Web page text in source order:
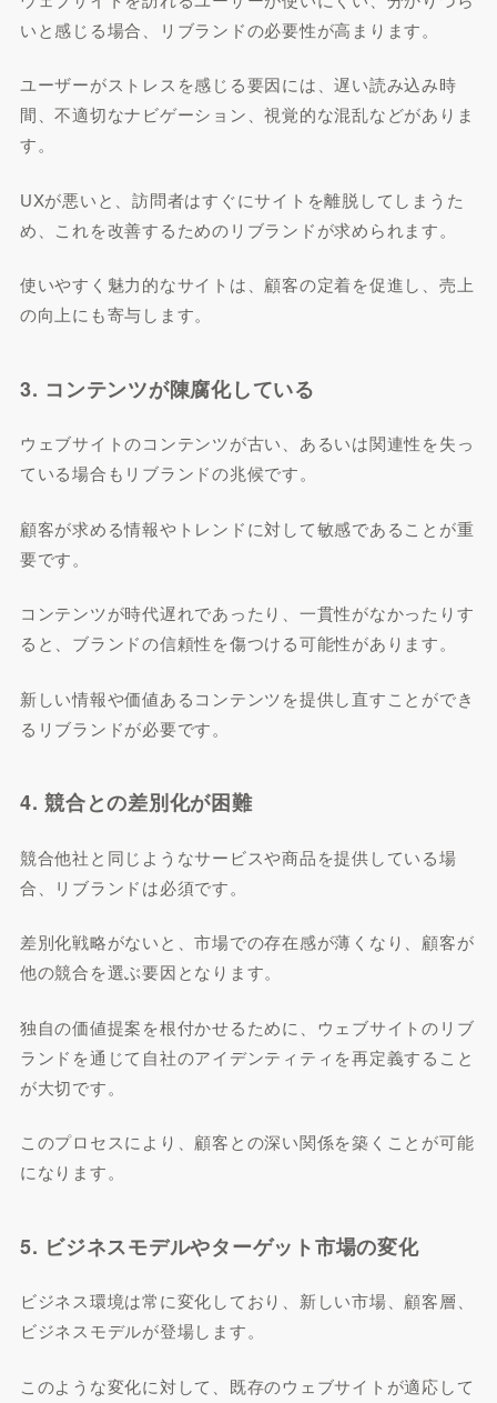
いと感じる場合、リブランドの必要性が高まります。
ユーザーがストレスを感じる要因には、遅い読み込み時
間、不適切なナビゲーション、視覚的な混乱などがありま
す。
UXが悪いと、訪問者はすぐにサイトを離脱してしまうた
め、これを改善するためのリブランドが求められます。
使いやすく魅力的なサイトは、顧客の定着を促進し、売上
の向上にも寄与します。
3. コンテンツが陳腐化している
ウェブサイトのコンテンツが古い、あるいは関連性を失っ
ている場合もリブランドの兆候です。
顧客が求める情報やトレンドに対して敏感であることが重
要です。
コンテンツが時代遅れであったり、一貫性がなかったりす
ると、ブランドの信頼性を傷つける可能性があります。
新しい情報や価値あるコンテンツを提供し直すことができ
るリブランドが必要です。
4. 競合との差別化が困難
競合他社と同じようなサービスや商品を提供している場
合、リブランドは必須です。
差別化戦略がないと、市場での存在感が薄くなり、顧客が
他の競合を選ぶ要因となります。
独自の価値提案を根付かせるために、ウェブサイトのリブ
ランドを通じて自社のアイデンティティを再定義すること
が大切です。
このプロセスにより、顧客との深い関係を築くことが可能
になります。
5. ビジネスモデルやターゲット市場の変化
ビジネス環境は常に変化しており、新しい市場、顧客層、
ビジネスモデルが登場します。
このような変化に対して、既存のウェブサイトが適応して